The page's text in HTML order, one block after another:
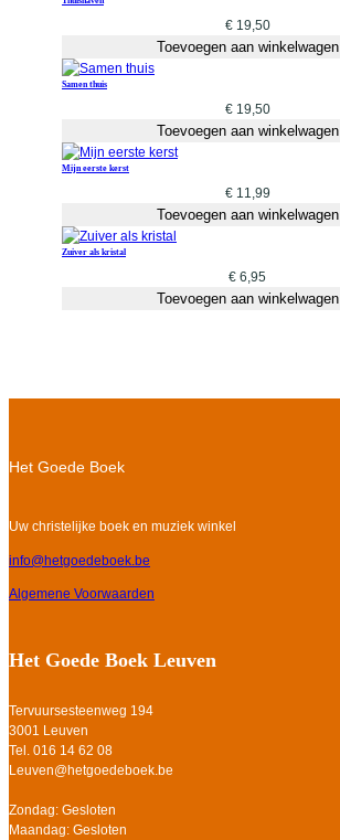
€19,50
Toevoegen aan winkelwagen
Samen thuis
€19,50
Toevoegen aan winkelwagen
Mijn eerste kerst
€11,99
Toevoegen aan winkelwagen
Zuiver als kristal
€ 6,95
Toevoegen aan winkelwagen
Het Goede Boek
Uw christelijke boek en muziek winkel
info@hetgoedeboek.be
Algemene Voorwaarden
Het Goede Boek Leuven
Tervuursesteenweg 194
3001 Leuven
Tel. 016 14 62 08
Leuven@hetgoedeboek.be
Zondag: Gesloten
Maandag: Gesloten